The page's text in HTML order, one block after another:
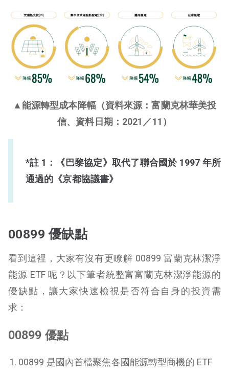
▲能源轉型成本降幅（資料來源：富蘭克林華美投
信、資料日期：2021／11）
*註 1：《巴黎協定》取代了聯合國於 1997 年所
通過的《京都協議書》
00899 優缺點
看到這裡，大家有沒有更瞭解 00899 富蘭克林潔淨
能源 ETF 呢？以下筆者統整富富蘭克林潔淨能源的
優缺點，讓大家快速檢視是否符合自身的投資需
求：
00899 優點
00899 是國內首檔聚焦各國能源轉型商機的 ETF